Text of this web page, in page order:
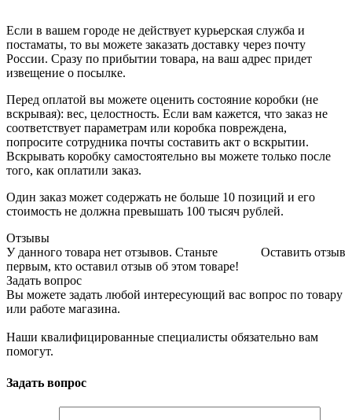
Если в вашем городе не действует курьерская служба и
постаматы, то вы можете заказать доставку через почту
России. Сразу по прибытии товара, на ваш адрес придет
извещение о посылке.
Перед оплатой вы можете оценить состояние коробки (не
вскрывая): вес, целостность. Если вам кажется, что заказ не
соответствует параметрам или коробка повреждена,
попросите сотрудника почты составить акт о вскрытии.
Вскрывать коробку самостоятельно вы можете только после
того, как оплатили заказ.
Один заказ может содержать не больше 10 позиций и его
стоимость не должна превышать 100 тысяч рублей.
Отзывы
Оставить отзыв
У данного товара нет отзывов. Станьте
первым, кто оставил отзыв об этом товаре!
Задать вопрос
Вы можете задать любой интересующий вас вопрос по товару
или работе магазина.
Наши квалифицированные специалисты обязательно вам
помогут.
Задать вопрос